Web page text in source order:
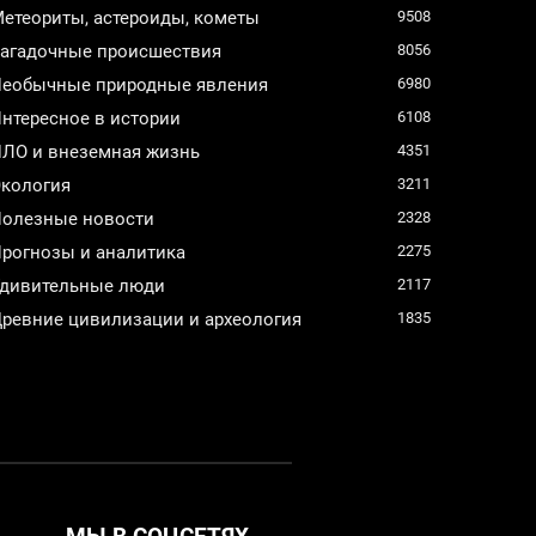
астероиды, кометы 9508
происшествия 8056
природные явления 6980
в истории 6108
и внеземная жизнь 4351
3211
новости 2328
и аналитика 2275
люди 2117
цивилизации и археология 1835